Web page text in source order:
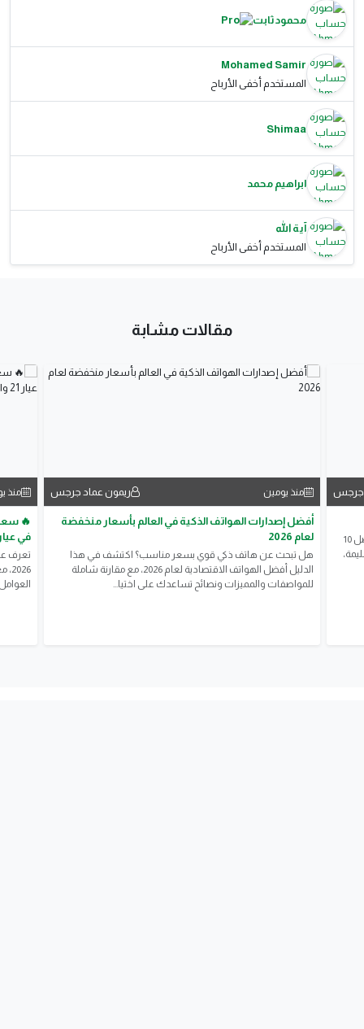
محمود ثابت
Mohamed Samir
المستخدم أخفى الأرباح
Shimaa
ابراهيم محمد
آية الله
المستخدم أخفى الأرباح
مقالات مشابة
جرجس
هل ترغب في تحسين ذاكرتك بطريقة طبيعية؟ اكتشف أفضل 10
منذ يومين ريمون عماد جرجس
أفضل إصدارات الهواتف الذكية في العالم بأسعار منخفضة
لعام 2026
هل تبحث عن هاتف ذكي قوي بسعر مناسب؟ اكتشف في هذا
الدليل أفضل الهواتف الاقتصادية لعام 2026، مع مقارنة شاملة
للمواصفات والمميزات ونصائح تساعدك على اختيا...
منذ
في عيار 21 والجنيه